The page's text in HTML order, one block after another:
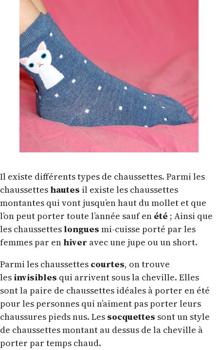
Il existe différents types de chaussettes. Parmi les
chaussettes hautes il existe les chaussettes
montantes qui vont jusqu’en haut du mollet et que
l’on peut porter toute l’année sauf en été ; Ainsi que
les chaussetteslongues mi-cuisse porté par les
femmes par en hiver avec une jupe ou un short.
Parmi les chaussettes courtes, on trouve
lesinvisibles qui arrivent sous la cheville. Elles
sont la paire de chaussettes idéales à porter en été
pour les personnes qui n’aiment pas porter leurs
chaussures pieds nus. Les socquettes sont un style
de chaussettes montant au dessus de la cheville à
porter par temps chaud.